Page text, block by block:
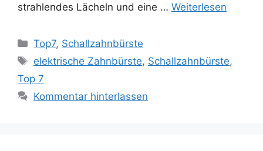
strahlendes Lächeln und eine … Weiterlesen
Kategorien
Top7, Schallzahnbürste
Schlagwörter
elektrische Zahnbürste, Schallzahnbürste,
Top 7
Kommentar hinterlassen